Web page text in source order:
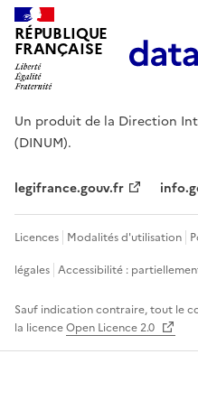
RÉPUBLIQUE
FRANÇAISE
Un produit de la Direction
(DINUM).
legifrance.gouv.fr
Licences Modalités d'utilisation
légales Accessibilité :
Sauf indication contraire, tout le
la licenceOpen Licence 2.0